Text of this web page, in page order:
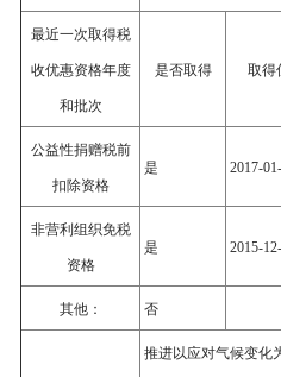
最近一次取得税
收优惠资格年度
和批次
是否取得 取得
公益性捐赠税前
扣除资格
是 2017-
非营利组织免税
资格
是 2015-
其他： 否
推进以应对气候变化